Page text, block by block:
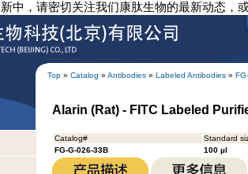
中，请密切关注我们康肽生物的最新动态，
Top » Catalog » Antibodies » Labeled Antibodies »
Alarin (Rat) - FITC Labeled
Catalog#
Standard
FG-G-026-33B
100 µl